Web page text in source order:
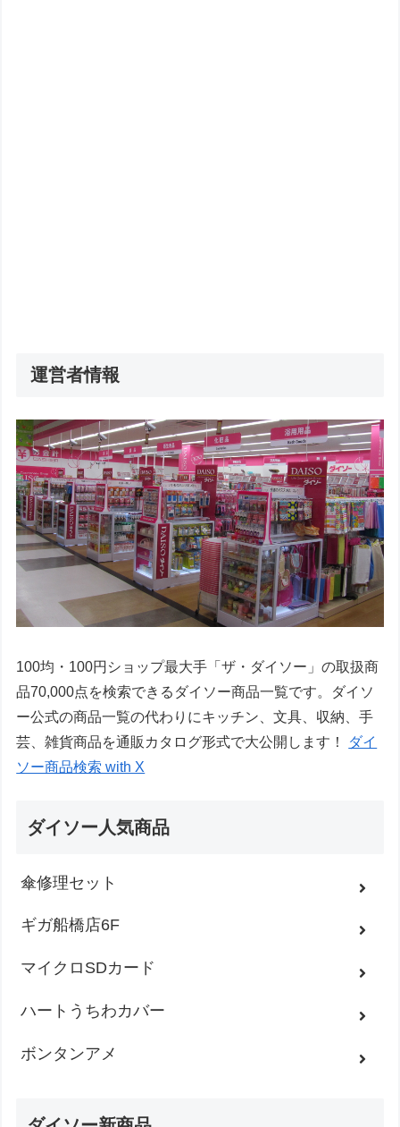
運営者情報
100均・100円ショップ最大手「ザ・ダイソー」の取扱商
品70,000点を検索できるダイソー商品一覧です。ダイソ
ー公式の商品一覧の代わりにキッチン、文具、収納、手
芸、雑貨商品を通販カタログ形式で大公開します！
ダイ
ソー商品検索 with X
ダイソー人気商品
傘修理セット
ギガ船橋店6F
マイクロSDカード
ハートうちわカバー
ボンタンアメ